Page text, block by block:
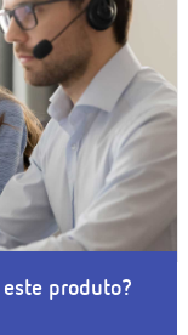
produto?